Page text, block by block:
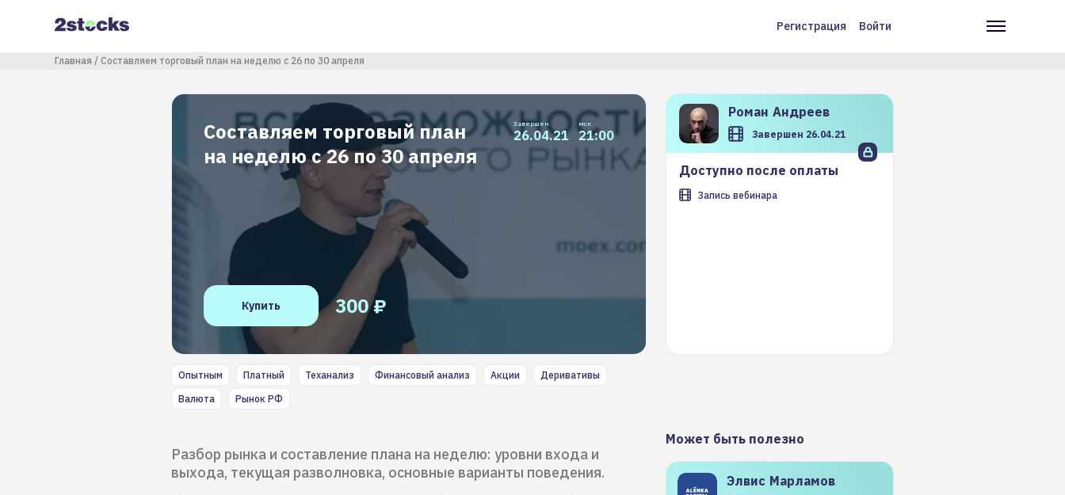
содержанию
Меню
записи
пользователя
Регистрация Войти
Строка навигации
Главная Составляем торговый план на неделю с 26 по 30 апреля
Составляем торговый план
на неделю с 26 по 30 апреля
Завершен
26.04.21
мск
21:00
300 ₽
Роман Андреев
Завершен 26.04.21
Доступно после оплаты
Запись вебинара
Опытным Платный Теханализ Финансовый анализ Акции
Деривативы
Валюта
Рынок РФ
Разбор рынка и составление плана на неделю: уровни входа и
выхода, текущая разволновка, основные варианты поведения.
Может быть полезно
Элвис Марламов